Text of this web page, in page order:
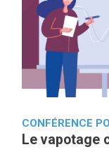
CONFÉRENCE
Le vapotage